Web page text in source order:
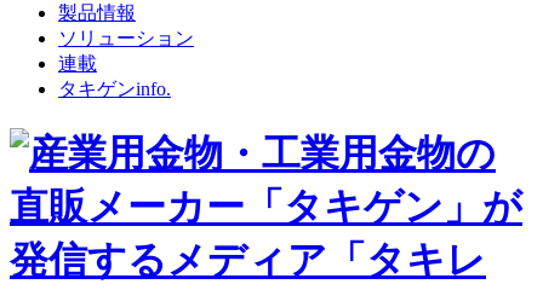
製品情報
ソリューション
連載
タキゲンinfo.